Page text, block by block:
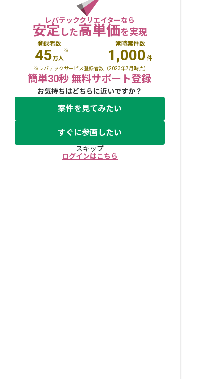
レバテッククリエイターなら
安定した高単価を実現
登録者数
45万人
※
常時案件数
1,000 件
※レバテックサービス登録者数（2023年7月時点)
簡単30秒 無料サポート登録
お気持ちはどちらに近いですか？
案件を見てみたい
すぐに参画したい
スキップ
ログインはこちら